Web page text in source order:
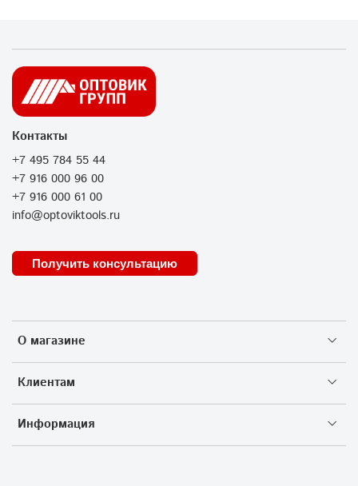
О магазине
Клиентам
Информация
Контакты
+7 495 784 55 44
+7 916 000 96 00
+7 916 000 61 00
info@optoviktools.ru
Получить консультацию